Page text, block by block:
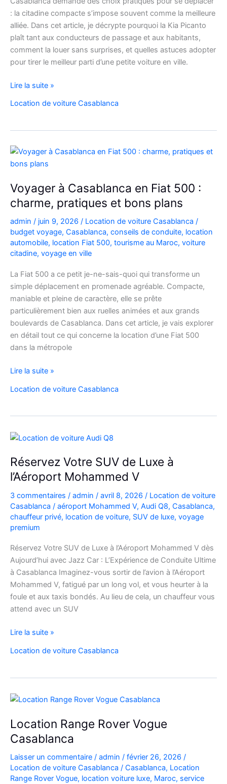
: la citadine compacte s’impose souvent comme la meilleure
alliée. Dans cet article, je décrypte pourquoi la Kia Picanto
plaît tant aux conducteurs de passage et aux habitants,
comment la louer sans surprises, et quelles astuces adopter
pour tirer le meilleur parti d’une petite voiture en ville.
louez
Kia
Picanto
Casablanca
pour
vos
déplacements
Lire la suite »
Location de voiture Casablanca
Voyager à Casablanca en Fiat 500 :
charme, pratiques et bons plans
admin / juin 9, 2026 / Location de voiture Casablanca /
budget voyage, Casablanca, conseils de conduite, location
automobile, location Fiat 500, tourisme au Maroc, voiture
citadine, voyage en ville
La Fiat 500 a ce petit je-ne-sais-quoi qui transforme un
simple déplacement en promenade agréable. Compacte,
maniable et pleine de caractère, elle se prête
particulièrement bien aux ruelles animées et aux grands
boulevards de Casablanca. Dans cet article, je vais explorer
en détail tout ce qui concerne la location d’une Fiat 500
dans la métropole
Voyager
Casablanca
Fiat
500
charme,
pratiques
et
bons
plans
Lire la suite »
Location de voiture Casablanca
Réservez Votre SUV de Luxe à
l’Aéroport Mohammed V
3 commentaires / admin / avril 8, 2026 / Location de voiture
Casablanca / aéroport Mohammed V, Audi Q8, Casablanca,
chauffeur privé, location de voiture, SUV de luxe, voyage
premium
Réservez Votre SUV de Luxe à l’Aéroport Mohammed V dès
Aujourd’hui avec Jazz Car : L’Expérience de Conduite Ultime
à Casablanca Imaginez-vous sortir de l’avion à l’Aéroport
Mohammed V, fatigué par un long vol, et vous heurter à la
foule et aux taxis bondés. Au lieu de cela, un chauffeur vous
attend avec un SUV
Réservez
SUV
Luxe
à
l’Aéroport
Mohammed
V
Lire la suite »
Location de voiture Casablanca
Location Range Rover Vogue
Casablanca
Laisser un commentaire / admin / février 26, 2026 /
Location de voiture Casablanca / Casablanca, Location
Range Rover Vogue, location voiture luxe, Maroc, service